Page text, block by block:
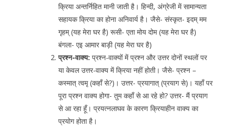
क्रिया अन्तर्निहित मानी जाती है। हिन्दी, अंग्रेजी में सामान्यता
सहायक क्रिया का होना अनिवार्य है। जैसे- संस्कृत- इदम् मम
गृहम् (यह मेरा घर है) रूसी- एता मोय दोम (यह मेरा घर है)
बंगला- एइ आमार बाड़ी (यह मेरा घर है)
प्रश्न-वाक्य: प्रश्न-वाक्यों में प्रश्न और उत्तर दोनों स्थलों पर
या केवल उत्तर-वाक्य में क्रिया नहीं होती। जैसे- प्रश्न –
कस्मात् त्वमृ (कहाँ से?)। उत्तर- प्रयागात् (प्रयाग से)। यहाँ पर
पूरा प्रश्न वाक्य होगा- तुम कहाँ से आ रहे हो? उत्तर- मैं प्रयाग
से आ रहा हूँ। प्रयत्नलाघव के कारण क्रियाहीन वाक्य का
प्रयोग होता है।